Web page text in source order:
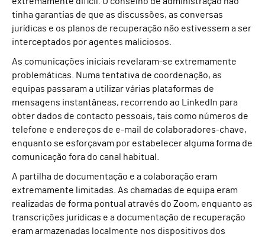
tinha garantias de que as discussões, as conversas
jurídicas e os planos de recuperação não estivessem a ser
interceptados por agentes maliciosos.
As comunicações iniciais revelaram-se extremamente
problemáticas. Numa tentativa de coordenação, as
equipas passaram a utilizar várias plataformas de
mensagens instantâneas, recorrendo ao LinkedIn para
obter dados de contacto pessoais, tais como números de
telefone e endereços de e-mail de colaboradores-chave,
enquanto se esforçavam por estabelecer alguma forma de
comunicação fora do canal habitual.
A partilha de documentação e a colaboração eram
extremamente limitadas. As chamadas de equipa eram
realizadas de forma pontual através do Zoom, enquanto as
transcrições jurídicas e a documentação de recuperação
eram armazenadas localmente nos dispositivos dos